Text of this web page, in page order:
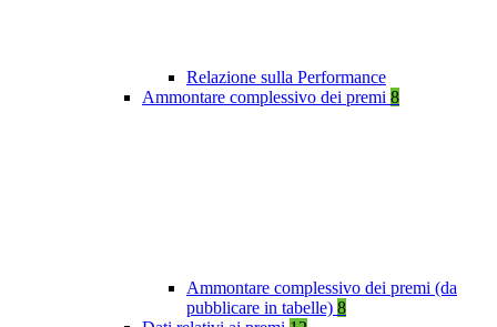
Relazione sulla Performance
Ammontare complessivo dei premi 8
Ammontare complessivo dei premi (da
pubblicare in tabelle) 8